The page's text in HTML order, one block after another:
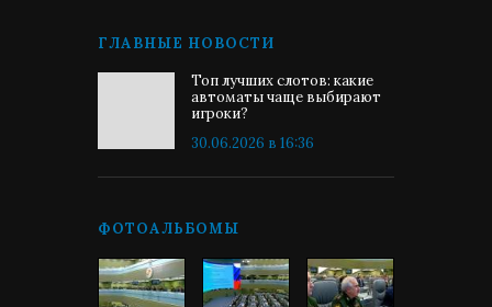
ГЛАВНЫЕ НОВОСТИ
Топ лучших слотов: какие
автоматы чаще выбирают
игроки?
30.06.2026 в 16:36
ФОТОАЛЬБОМЫ